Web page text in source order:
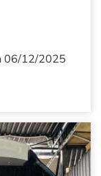
06/12/2025